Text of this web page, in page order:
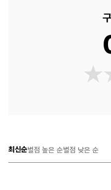
최신순별점 높은 순별점 낮은 순